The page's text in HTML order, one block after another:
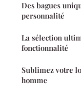
Des bagues
personnalité
La sélection
fonctionnalité
Sublimez votre
homme